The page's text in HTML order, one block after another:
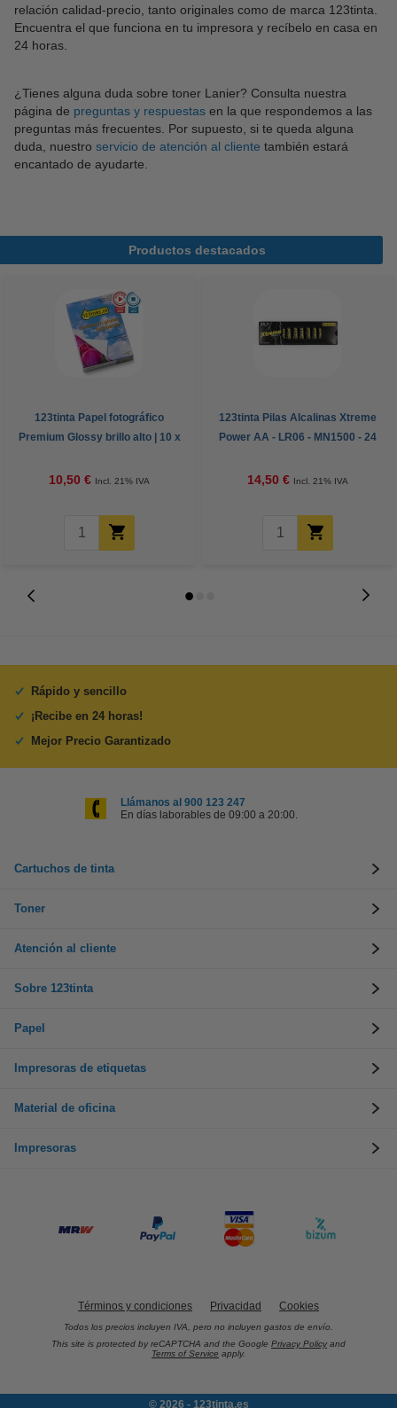
relación calidad-precio, tanto originales como de marca 123tinta.
Encuentra el que funciona en tu impresora y recíbelo en casa en
24 horas.
¿Tienes alguna duda sobre toner Lanier? Consulta nuestra
página de preguntas y respuestas en la que respondemos a las
preguntas más frecuentes. Por supuesto, si te queda alguna
duda, nuestro servicio de atención al cliente también estará
encantado de ayudarte.
Productos destacados
123tinta Papel fotográfico
Premium Glossy brillo alto | 10 x
10,50 € Incl. 21% IVA
123tinta Pilas Alcalinas Xtreme
Power AA - LR06 - MN1500 - 24
14,50 € Incl. 21% IVA
Rápido y sencillo
¡Recibe en 24 horas!
Mejor Precio Garantizado
Llámanos al 900 123 247
En días laborables de 09:00 a 20:00.
Cartuchos de tinta
Toner
Atención al cliente
Sobre 123tinta
Papel
Impresoras de etiquetas
Material de oficina
Impresoras
Términos y condiciones Privacidad Cookies
Todos los precios incluyen IVA, pero no incluyen gastos de envío.
This site is protected by reCAPTCHA and the Google Privacy Policy and
Terms of Service apply.
© 2026 - 123tinta.es